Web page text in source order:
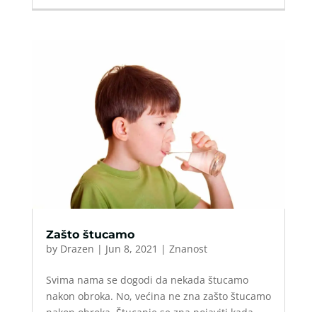
Zašto štucamo
by Drazen | Jun 8, 2021 | Znanost
Svima nama se dogodi da nekada štucamo
nakon obroka. No, većina ne zna zašto štucamo